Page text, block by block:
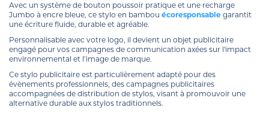
Avec un système de bouton poussoir pratique et une recharge
Jumbo à encre bleue, ce stylo en bambou écoresponsable garantit
une écriture fluide, durable et agréable.
Personnalisable avec votre logo, il devient un objet publicitaire
engagé pour vos campagnes de communication axées sur l'impact
environnemental et l’image de marque.
Ce stylo publicitaire est particulièrement adapté pour des
évènements professionnels, des campagnes publicitaires
accompagnées de distribution de stylos, visant à promouvoir une
alternative durable aux stylos traditionnels.